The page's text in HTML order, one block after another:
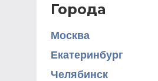
Города
Москва
Екатеринбург
Челябинск